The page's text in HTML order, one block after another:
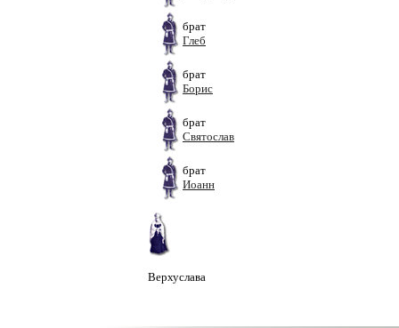
брат
Глеб
брат
Борис
брат
Святослав
брат
Иоанн
Верхуслава